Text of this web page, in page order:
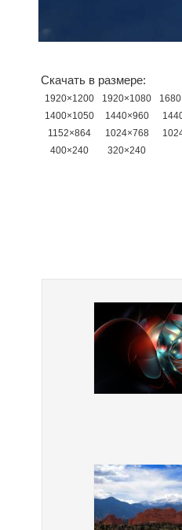
Скачать в размере:
1920×1200 1920×1080
1400×1050
1440×960
1152×864
1024×768
400×240
320×240